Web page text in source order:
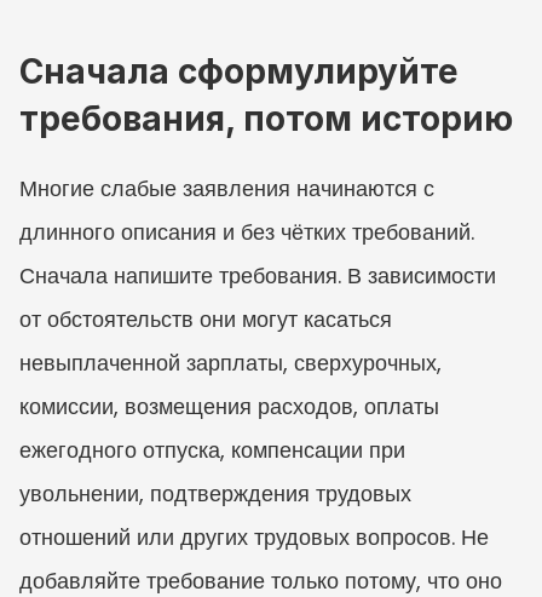
Сначала сформулируйте
требования, потом историю
Многие слабые заявления начинаются с
длинного описания и без чётких требований.
Сначала напишите требования. В зависимости
от обстоятельств они могут касаться
невыплаченной зарплаты, сверхурочных,
комиссии, возмещения расходов, оплаты
ежегодного отпуска, компенсации при
увольнении, подтверждения трудовых
отношений или других трудовых вопросов. Не
добавляйте требование только потому, что оно